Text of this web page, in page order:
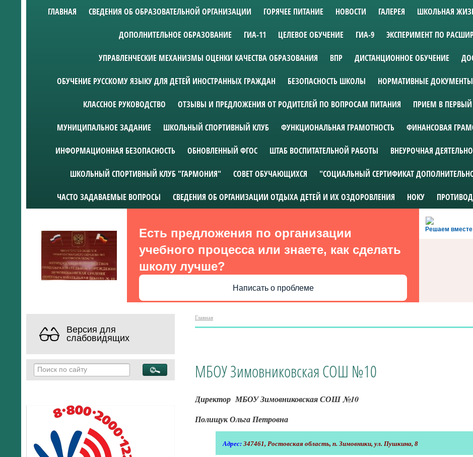
ГЛАВНАЯ СВЕДЕНИЯ ОБ ОБРАЗОВАТЕЛЬНОЙ ОРГАНИЗАЦИИ ГОРЯЧЕЕ ПИТАНИЕ НОВОСТИ ГАЛЕРЕЯ ШКОЛЬНАЯ
ДОПОЛНИТЕЛЬНОЕ ОБРАЗОВАНИЕ ГИА-11 ЦЕЛЕВОЕ ОБУЧЕНИЕ ГИА-9 ЭКСПЕРИМЕНТ ПО
УПРАВЛЕНЧЕСКИЕ МЕХАНИЗМЫ ОЦЕНКИ КАЧЕСТВА ОБРАЗОВАНИЯ ВПР ДИСТАНЦИОННОЕ ОБУЧЕНИЕ
ОБУЧЕНИЕ РУССКОМУ ЯЗЫКУ ДЛЯ ДЕТЕЙ ИНОСТРАННЫХ ГРАЖДАН БЕЗОПАСНОСТЬ ШКОЛЫ НОРМАТИВНЫЕ
КЛАССНОЕ РУКОВОДСТВО ОТЗЫВЫ И ПРЕДЛОЖЕНИЯ ОТ РОДИТЕЛЕЙ ПО ВОПРОСАМ ПИТАНИЯ ПРИЕМ В ПЕРВЫЙ
МУНИЦИПАЛЬНОЕ ЗАДАНИЕ ШКОЛЬНЫЙ СПОРТИВНЫЙ КЛУБ ФУНКЦИОНАЛЬНАЯ ГРАМОТНОСТЬ ФИНАНСОВАЯ
ИНФОРМАЦИОННАЯ БЕЗОПАСНОСТЬ ОБНОВЛЕННЫЙ ФГОС ШТАБ ВОСПИТАТЕЛЬНОЙ РАБОТЫ ВНЕУРОЧНАЯ
ШКОЛЬНЫЙ СПОРТИВНЫЙ КЛУБ "ГАРМОНИЯ" СОВЕТ ОБУЧАЮЩИХСЯ "СОЦИАЛЬНЫЙ СЕРТИФИКАТ
ЧАСТО ЗАДАВАЕМЫЕ ВОПРОСЫ СВЕДЕНИЯ ОБ ОРГАНИЗАЦИИ ОТДЫХА ДЕТЕЙ И ИХ ОЗДОРОВЛЕНИЯ НОКУ
Решаем вместе
Есть предложения по организации
учебного процесса или знаете, как сделать
школу лучше?
Написать о проблеме
Версия для
слабовидящих
Главная
МБОУ Зимовниковская СОШ №10
Директор МБОУ Зимовниковская СОШ №10
Полищук Ольга Петровна
Адрес: 347461, Ростовская область, п. Зимовники, ул. Пушкина, 8